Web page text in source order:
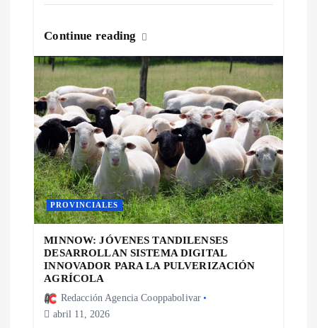
Continue reading
PROVINCIALES
MINNOW: JÓVENES TANDILENSES
DESARROLLAN SISTEMA DIGITAL
INNOVADOR PARA LA PULVERIZACIÓN
AGRÍCOLA
Redacción Agencia Cooppabolivar
abril 11, 2026